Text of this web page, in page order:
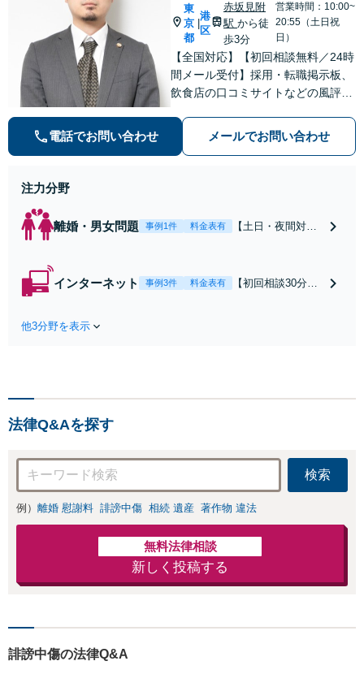
東
京
都
港
区
赤坂見附
駅 から徒
歩3分
営業時間：10:00~
20:55（土日祝
日）
【全国対応】【初回相談無料／24時
間メール受付】採用・転職掲示板、
飲食店の口コミサイトなどの風評被
の種類を問わず相談可。可能な限り
早期対応で駆けつけサポート【労
電話でお問い合わせ メールでお問い合わせ
注力分野
離婚・男女問題 事例1件 料金表有
【土日・夜間対応
れたら、サインす
インターネット 事例3件 料金表有
【初回相談30分無
お店の風評被害対
応可：開示請求の
意見照会が来たと
きの対処法、被害
者との示談交渉
他3分野を表示
法律Q&Aを探す
検索
例） 離婚 慰謝料 誹謗中傷 相続 遺産 著作物 違法
無料法律相談
新しく投稿する
誹謗中傷の法律Q&A